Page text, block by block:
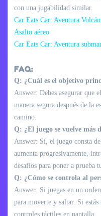
con una jugabilidad similar.
Car Eats Car: Aventura
Asalto aéreo
Car Eats Car: Aventura
FAQ:
Q: ¿Cuál es el objetivo
Answer: Debes asegurar que
manera segura después de la
camino.
Q: ¿El juego se vuelve más
Answer: Sí, el juego consta
aumenta progresivamente,
desafíos para poner a prueba
Q: ¿Cómo se controla al
Answer: Si juegas en un
para moverte y saltar. Si
controles táctiles en pantalla.